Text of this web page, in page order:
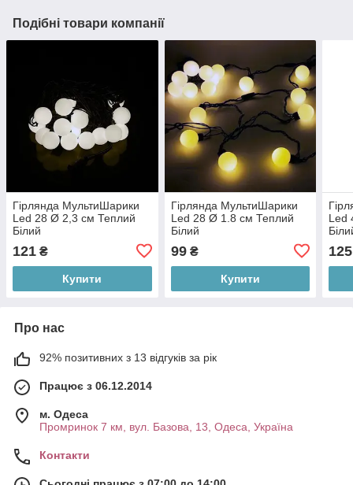
Подібні товари компанії
Гірлянда МультиШарики
Led 28 Ø 2,3 см Теплий
Білий
121 ₴
Купити
Гірлянда МультиШарики
Led 28 Ø 1.8 см Теплий
Білий
99₴
Купити
Led
Про нас
92% позитивних з 13 відгуків за рік
Працює з 06.12.2014
м. Одеса
Промринок 7 км, вул. Базова, 13, Одеса, Україна
Контакти